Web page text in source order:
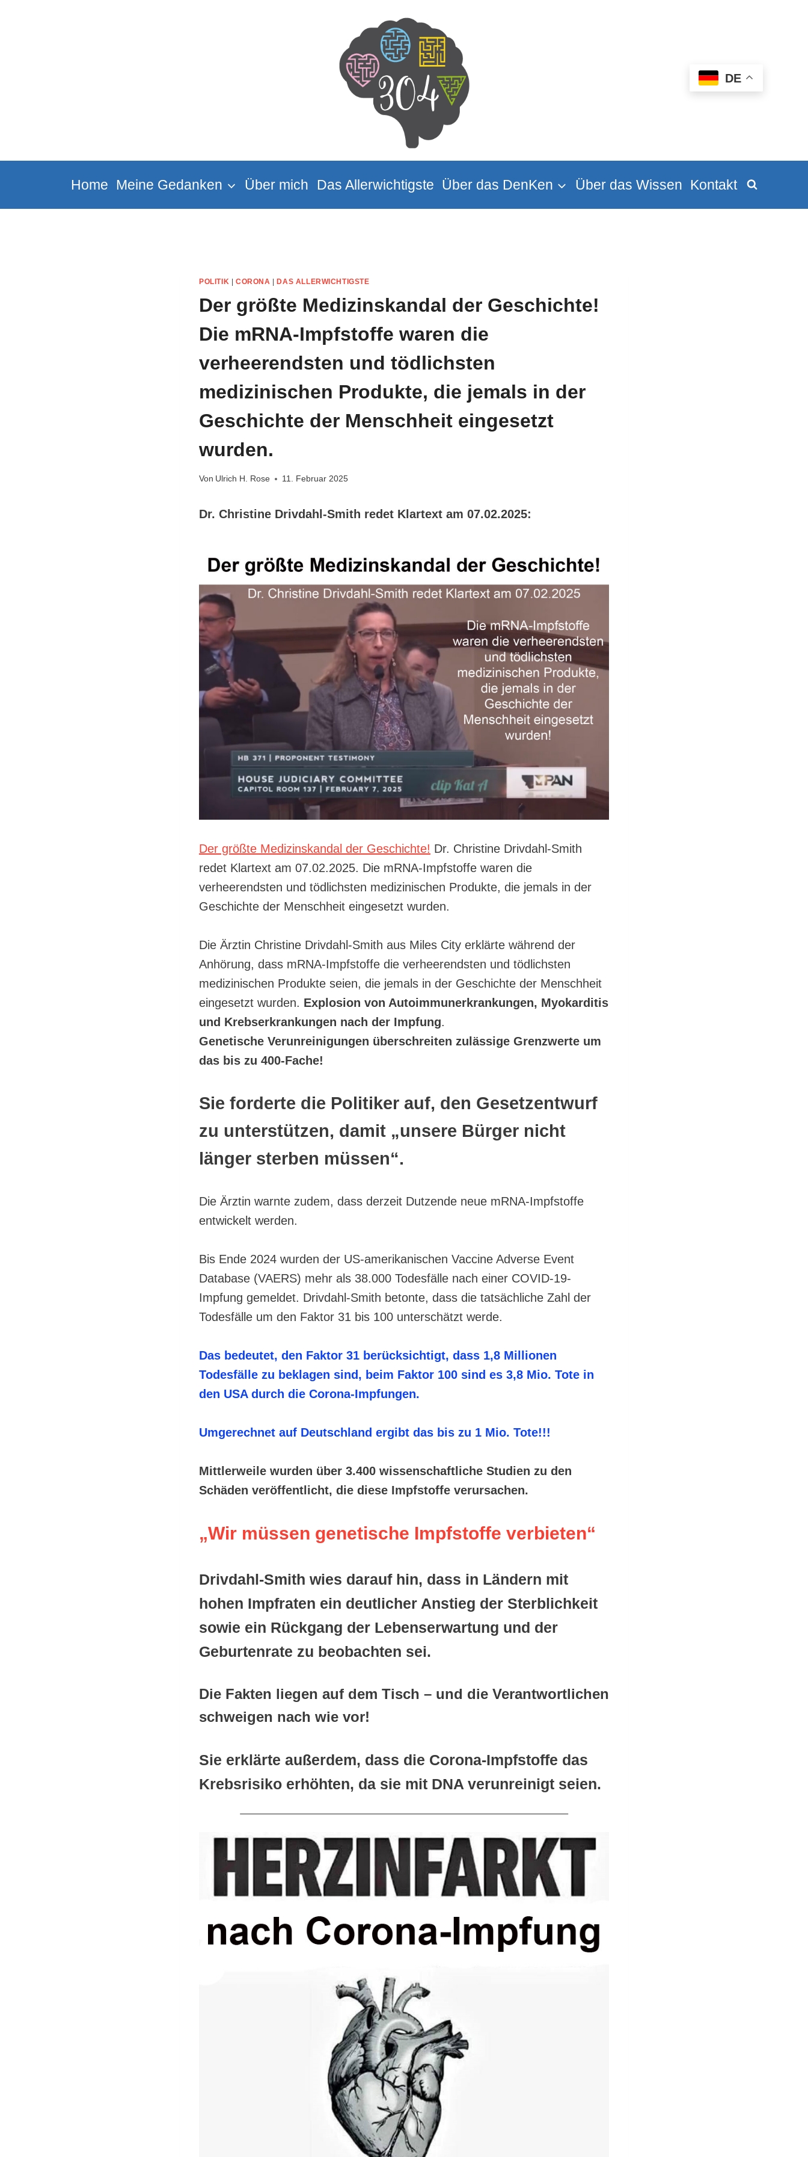
DE
Home Meine Gedanken Über mich Das Allerwichtigste Über das DenKen Über das Wissen Kontakt
POLITIK | CORONA |DAS ALLERWICHTIGSTE
Der größte Medizinskandal der Geschichte!
Die mRNA-Impfstoffe waren die
verheerendsten und tödlichsten
medizinischen Produkte, die jemals in der
Geschichte der Menschheit eingesetzt
wurden.
Von Ulrich H. Rose 11. Februar 2025
Dr. Christine Drivdahl-Smith redet Klartext am 07.02.2025:
Der größte Medizinskandal der Geschichte! Dr. Christine Drivdahl-Smith
redet Klartext am 07.02.2025. Die mRNA-Impfstoffe waren die
verheerendsten und tödlichsten medizinischen Produkte, die jemals in der
Geschichte der Menschheit eingesetzt wurden.
Die Ärztin Christine Drivdahl-Smith aus Miles City erklärte während der
Anhörung, dass mRNA-Impfstoffe die verheerendsten und tödlichsten
medizinischen Produkte seien, die jemals in der Geschichte der Menschheit
eingesetzt wurden. Explosion von Autoimmunerkrankungen, Myokarditis
und Krebserkrankungen nach der Impfung.
Genetische Verunreinigungen überschreiten zulässige Grenzwerte um
das bis zu 400-Fache!
Sie forderte die Politiker auf, den Gesetzentwurf
zu unterstützen, damit „unsere Bürger nicht
länger sterben müssen“.
Die Ärztin warnte zudem, dass derzeit Dutzende neue mRNA-Impfstoffe
entwickelt werden.
Bis Ende 2024 wurden der US-amerikanischen Vaccine Adverse Event
Database (VAERS) mehr als 38.000 Todesfälle nach einer COVID-19-
Impfung gemeldet. Drivdahl-Smith betonte, dass die tatsächliche Zahl der
Todesfälle um den Faktor 31 bis 100 unterschätzt werde.
Das bedeutet, den Faktor 31 berücksichtigt, dass 1,8 Millionen
Todesfälle zu beklagen sind, beim Faktor 100 sind es 3,8 Mio. Tote in
den USA durch die Corona-Impfungen.
Umgerechnet auf Deutschland ergibt das bis zu 1 Mio. Tote!!!
Mittlerweile wurden über 3.400 wissenschaftliche Studien zu den
Schäden veröffentlicht, die diese Impfstoffe verursachen.
„Wir müssen genetische Impfstoffe verbieten“
Drivdahl-Smith wies darauf hin, dass in Ländern mit
hohen Impfraten ein deutlicher Anstieg der Sterblichkeit
sowie ein Rückgang der Lebenserwartung und der
Geburtenrate zu beobachten sei.
Die Fakten liegen auf dem Tisch – und die Verantwortlichen
schweigen nach wie vor!
Sie erklärte außerdem, dass die Corona-Impfstoffe das
Krebsrisiko erhöhten, da sie mit DNA verunreinigt seien.